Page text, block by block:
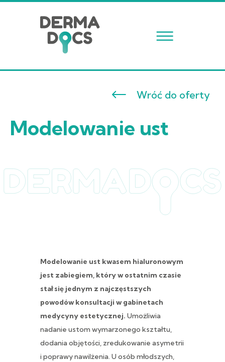
☰
Wróć do oferty
Modelowanie ust
Modelowanie ust kwasem hialuronowym
jest zabiegiem, który w ostatnim czasie
stał się jednym z najczęstszych
powodów konsultacji w gabinetach
medycyny estetycznej. Umożliwia
nadanie ustom wymarzonego kształtu,
dodania objętości, zredukowanie asymetrii
i poprawy nawilżenia. U osób młodszych,